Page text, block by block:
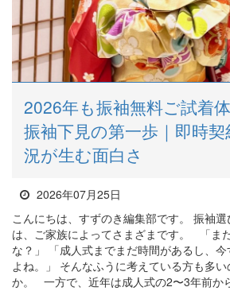
2026年も振袖無料ご試着
振袖下見の第一歩｜即時
況が生む面白さ
2026年07月25日
こんにちは、すずのき編集部です。 振袖
は、ご家族によってさまざまです。 「ま
な？」 「成人式までまだ時間があるし、
よね。」 そんなふうに考えている方も多
か。 一方で、近年は成人式の2〜3年前か